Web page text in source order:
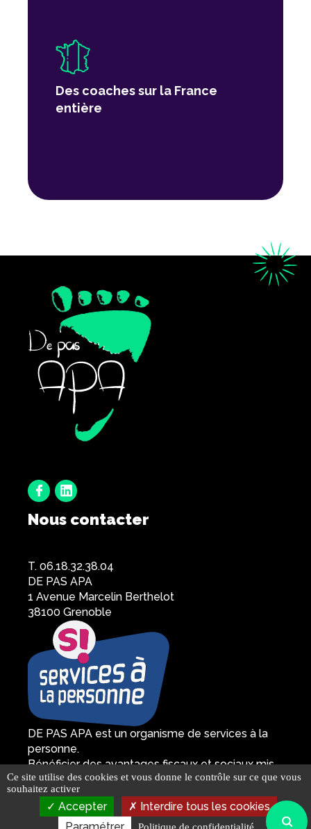
Des coaches sur la France
entière
Nous contacter
T. 06.18.32.38.04
DE PAS APA
1 Avenue Marcelin Berthelot
38100 Grenoble
DE PAS APA est un organisme de services à la
personne.
Bénéficier des avantages fiscaux et sociaux mis
en place par l'Etat
© 2026 COPYRIGHT DE PAS APA.Mentions légales
Politique de confidentialité
Panneau de gestion des cookies
Ce site utilise des cookies et vous donne le contrôle sur ce que vous
souhaitez activer
Accepter
Interdire tous les cookies